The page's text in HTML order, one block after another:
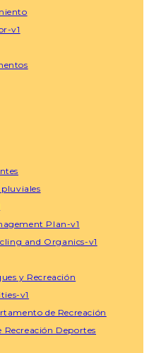
v1
pluviales
Plan-v1
and Organics-v1
y Recreación
v1
de Recreación
Deportes